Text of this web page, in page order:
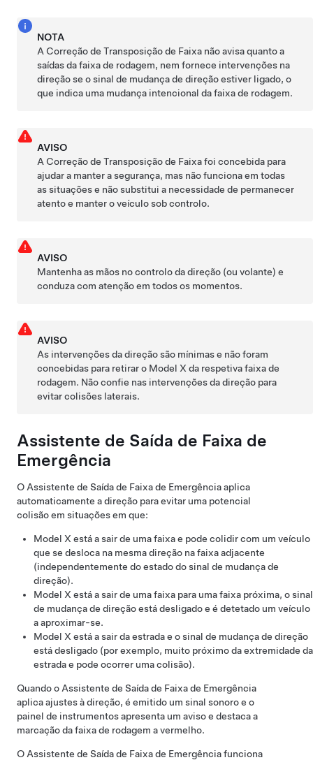
NOTA
A Correção de Transposição de Faixa não avisa quanto a
saídas da faixa de rodagem, nem fornece intervenções na
direção se o sinal de mudança de direção estiver ligado, o
que indica uma mudança intencional da faixa de rodagem.
AVISO
A Correção de Transposição de Faixa foi concebida para
ajudar a manter a segurança, mas não funciona em todas
as situações e não substitui a necessidade de permanecer
atento e manter o veículo sob controlo.
AVISO
Mantenha as mãos nocontrolo da direção (ou volante) e
conduza com atenção em todos os momentos.
AVISO
As intervenções da direção são mínimas e não foram
concebidas para retirar o Model X da respetiva faixa de
rodagem. Não confie nas intervenções da direção para
evitar colisões laterais.
Assistente de Saída de Faixa de
Emergência
O Assistente de Saída de Faixa de Emergência aplica
automaticamente a direção para evitar uma potencial
colisão em situações em que:
Model X está a sair de uma faixa e pode colidir com um veículo
que se desloca na mesma direção na faixa adjacente
(independentemente do estado do sinal de mudança de
direção).
Model X está a sair de uma faixa para uma faixa próxima, o sinal
de mudança de direção está desligado e é detetado um veículo
a aproximar-se.
Model X está a sair da estrada e o sinal de mudança de direção
está desligado (por exemplo, muito próximo da extremidade da
estrada e pode ocorrer uma colisão).
Quando o Assistente de Saída de Faixa de Emergência
aplica ajustes à direção, é emitido um sinal sonoro e o
painel de instrumentosapresenta um aviso e destaca a
marcação da faixa de rodagem a vermelho.
O Assistente de Saída de Faixa de Emergência funciona